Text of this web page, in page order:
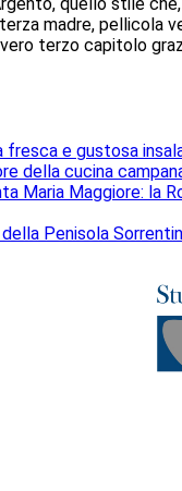
madre, pellicola
terzo capitolo
fresca e gustosa
della cucina
Maria Maggiore: la
Penisola